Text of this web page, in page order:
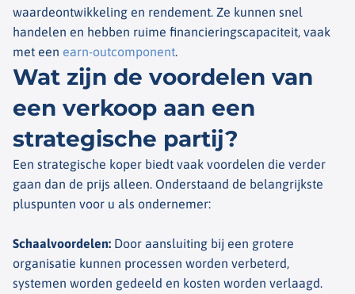
waardeontwikkeling en rendement. Ze kunnen snel
handelen en hebben ruime financieringscapaciteit, vaak
met een earn-outcomponent.
Wat zijn de voordelen van
een verkoop aan een
strategische partij?
Een strategische koper biedt vaak voordelen die verder
gaan dan de prijs alleen. Onderstaand de belangrijkste
pluspunten voor u als ondernemer:
Schaalvoordelen: Door aansluiting bij een grotere
organisatie kunnen processen worden verbeterd,
systemen worden gedeeld en kosten worden verlaagd.